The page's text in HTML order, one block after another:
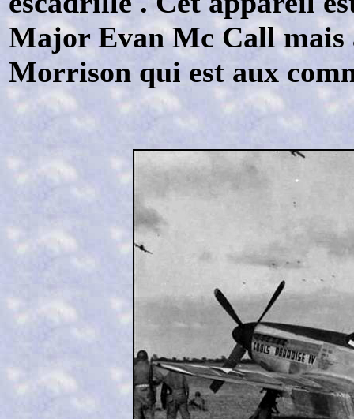
Major Evan Mc Call
Morrison qui est aux